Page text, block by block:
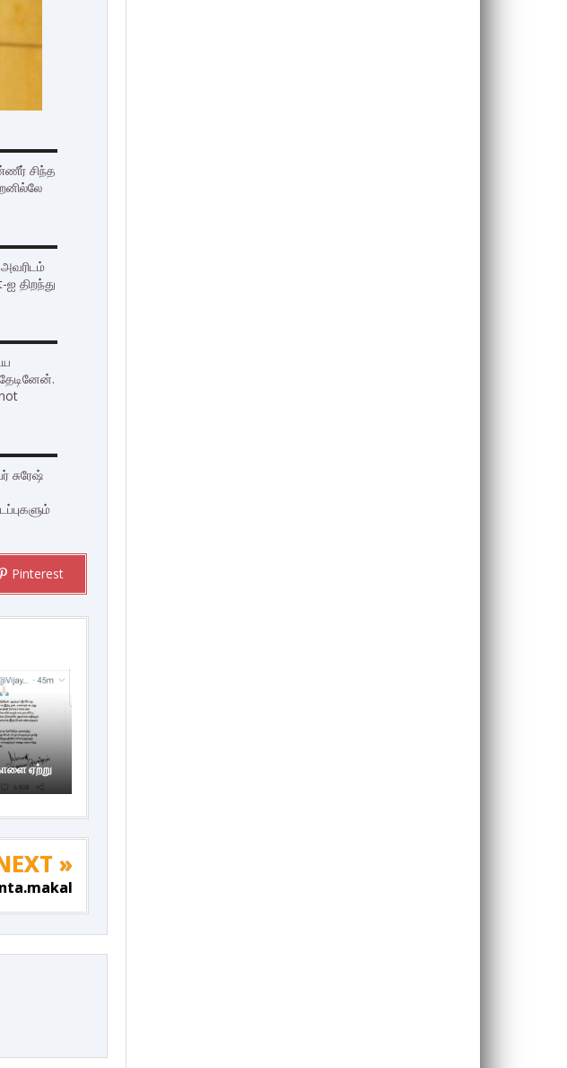
சிந்த
அவரிடம்
திறந்து
சுரேஷ்
Pinterest
ஏற்று
»